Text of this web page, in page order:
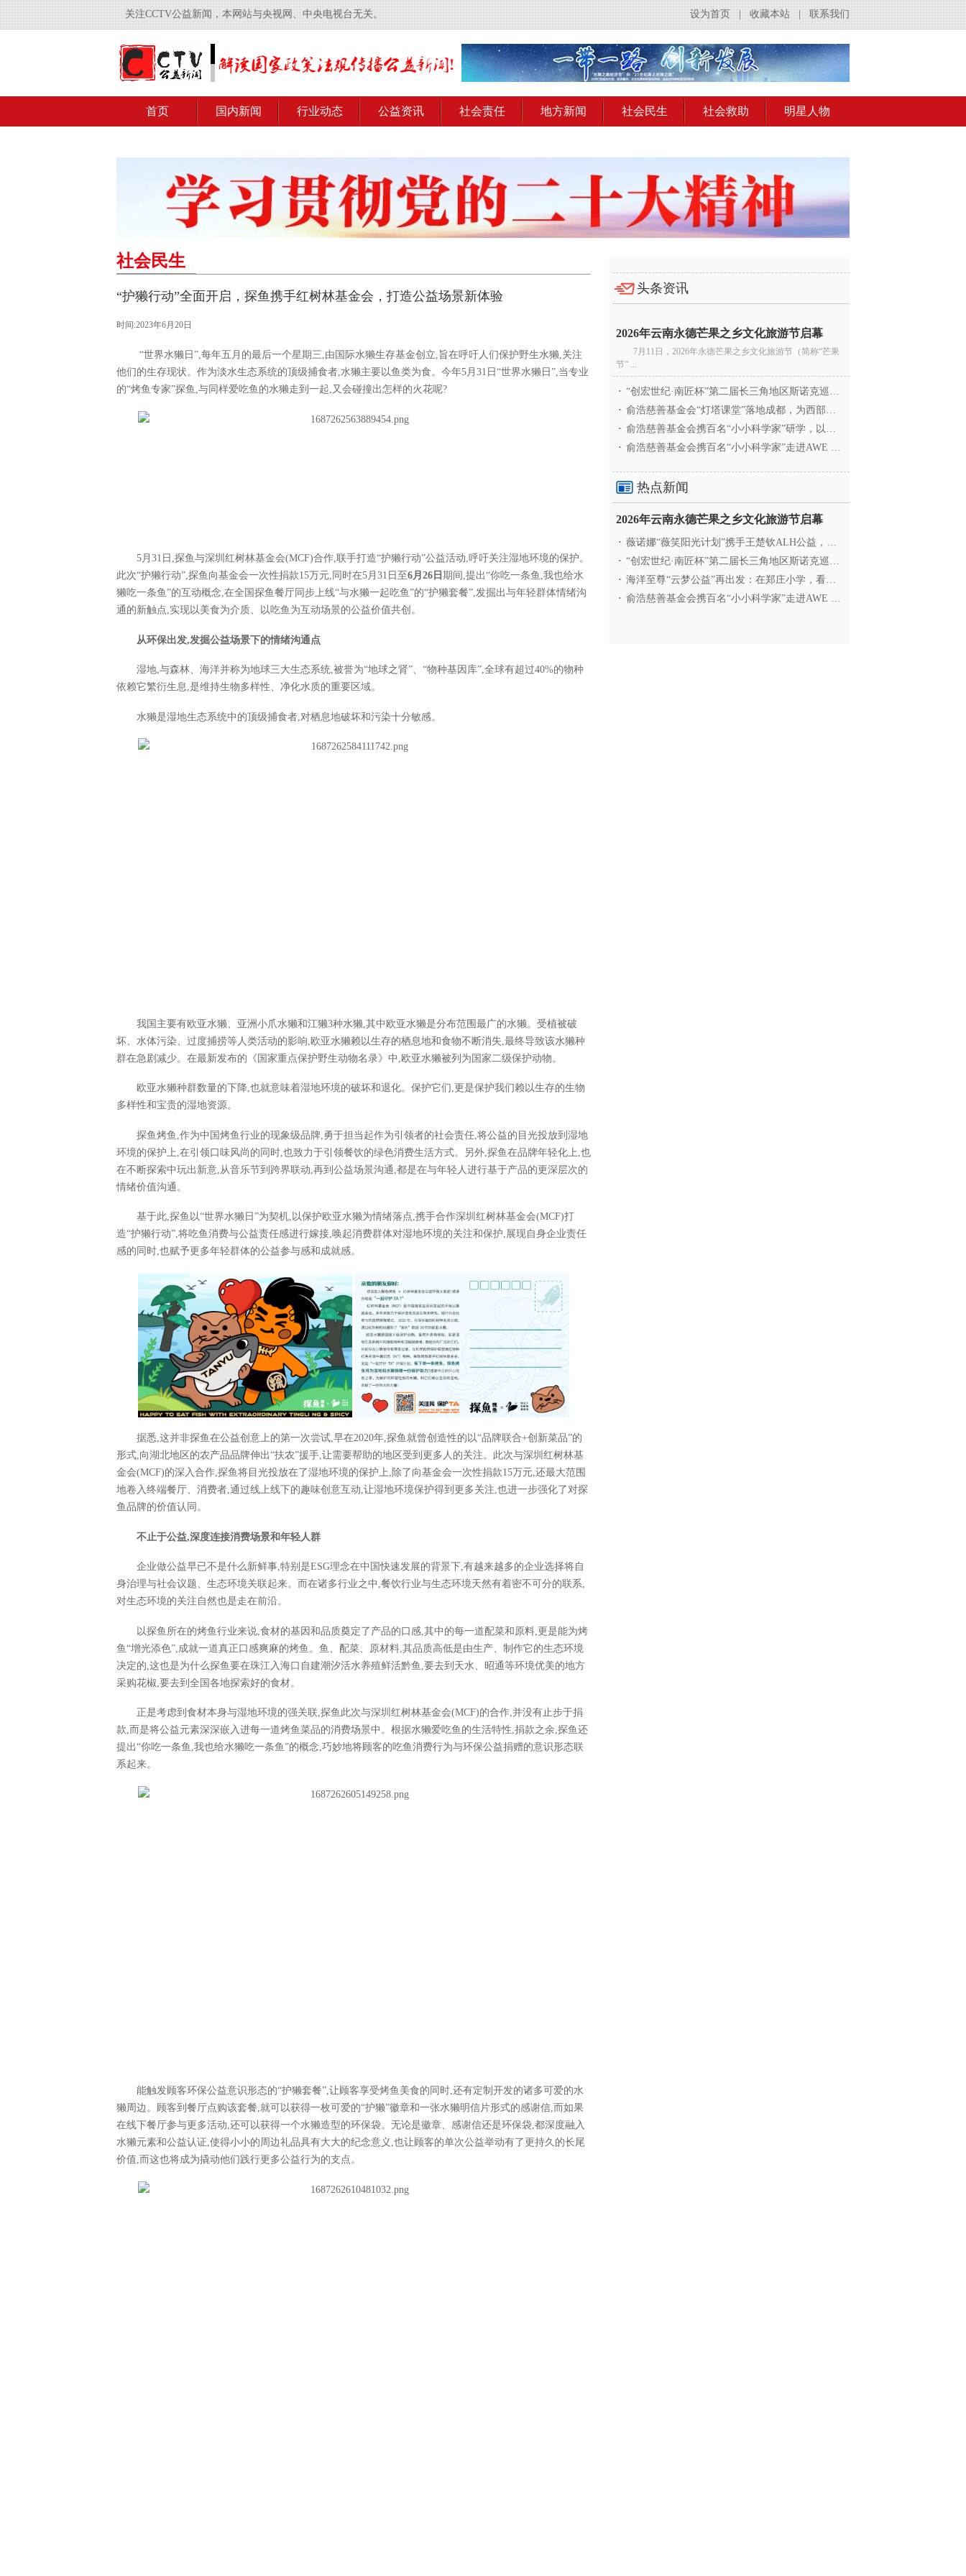
关注CCTV公益新闻，本网站与央视网、中央电视台无关。 联系我们
收藏本站
设为首页
首页 国内新闻 行业动态 公益资讯 社会责任 地方新闻 社会民生 社会救助 明星人物
社会民生
“护獭行动”全面开启，探鱼携手红树林基金会，打造公益场景新体验
时间:2023年6月20日
“世界水獭日”,每年五月的最后一个星期三,由国际水獭生存基金创立,旨在呼吁人们保护野生水獭,关注
他们的生存现状。作为淡水生态系统的顶级捕食者,水獭主要以鱼类为食。今年5月31日“世界水獭日”,当专业
的“烤鱼专家”探鱼,与同样爱吃鱼的水獭走到一起,又会碰撞出怎样的火花呢?
5月31日,探鱼与深圳红树林基金会(MCF)合作,联手打造“护獭行动”公益活动,呼吁关注湿地环境的保护。
此次“护獭行动”,探鱼向基金会一次性捐款15万元,同时在5月31日至6月26日 期间,提出“你吃一条鱼,我也给水
獭吃一条鱼”的互动概念,在全国探鱼餐厅同步上线“与水獭一起吃鱼”的“护獭套餐”,发掘出与年轻群体情绪沟
通的新触点,实现以美食为介质、以吃鱼为互动场景的公益价值共创。
从环保出发,发掘公益场景下的情绪沟通点
湿地,与森林、海洋并称为地球三大生态系统,被誉为“地球之肾”、“物种基因库”,全球有超过40%的物种
依赖它繁衍生息,是维持生物多样性、净化水质的重要区域。
水獭是湿地生态系统中的顶级捕食者,对栖息地破坏和污染十分敏感。
我国主要有欧亚水獭、亚洲小爪水獭和江獭3种水獭,其中欧亚水獭是分布范围最广的水獭。受植被破
坏、水体污染、过度捕捞等人类活动的影响,欧亚水獭赖以生存的栖息地和食物不断消失,最终导致该水獭种
群在急剧减少。在最新发布的《国家重点保护野生动物名录》中,欧亚水獭被列为国家二级保护动物。
欧亚水獭种群数量的下降,也就意味着湿地环境的破坏和退化。保护它们,更是保护我们赖以生存的生物
多样性和宝贵的湿地资源。
探鱼烤鱼,作为中国烤鱼行业的现象级品牌,勇于担当起作为引领者的社会责任,将公益的目光投放到湿地
环境的保护上,在引领口味风尚的同时,也致力于引领餐饮的绿色消费生活方式。另外,探鱼在品牌年轻化上,也
在不断探索中玩出新意,从音乐节到跨界联动,再到公益场景沟通,都是在与年轻人进行基于产品的更深层次的
情绪价值沟通。
基于此,探鱼以“世界水獭日”为契机,以保护欧亚水獭为情绪落点,携手合作深圳红树林基金会(MCF)打
造“护獭行动”,将吃鱼消费与公益责任感进行嫁接,唤起消费群体对湿地环境的关注和保护,展现自身企业责任
感的同时,也赋予更多年轻群体的公益参与感和成就感。
据悉,这并非探鱼在公益创意上的第一次尝试,早在2020年,探鱼就曾创造性的以“品牌联合+创新菜品”的
形式,向湖北地区的农产品品牌伸出“扶农”援手,让需要帮助的地区受到更多人的关注。此次与深圳红树林基
金会(MCF)的深入合作,探鱼将目光投放在了湿地环境的保护上,除了向基金会一次性捐款15万元,还最大范围
地卷入终端餐厅、消费者,通过线上线下的趣味创意互动,让湿地环境保护得到更多关注,也进一步强化了对探
鱼品牌的价值认同。
不止于公益,深度连接消费场景和年轻人群
企业做公益早已不是什么新鲜事,特别是ESG理念在中国快速发展的背景下,有越来越多的企业选择将自
身治理与社会议题、生态环境关联起来。而在诸多行业之中,餐饮行业与生态环境天然有着密不可分的联系,
对生态环境的关注自然也是走在前沿。
以探鱼所在的烤鱼行业来说,食材的基因和品质奠定了产品的口感,其中的每一道配菜和原料,更是能为烤
鱼“增光添色”,成就一道真正口感爽麻的烤鱼。鱼、配菜、原材料,其品质高低是由生产、制作它的生态环境
决定的,这也是为什么探鱼要在珠江入海口自建潮汐活水养殖鲜活黔鱼,要去到天水、昭通等环境优美的地方
采购花椒,要去到全国各地探索好的食材。
正是考虑到食材本身与湿地环境的强关联,探鱼此次与深圳红树林基金会(MCF)的合作,并没有止步于捐
款,而是将公益元素深深嵌入进每一道烤鱼菜品的消费场景中。根据水獭爱吃鱼的生活特性,捐款之余,探鱼还
提出“你吃一条鱼,我也给水獭吃一条鱼”的概念,巧妙地将顾客的吃鱼消费行为与环保公益捐赠的意识形态联
系起来。
能触发顾客环保公益意识形态的“护獭套餐”,让顾客享受烤鱼美食的同时,还有定制开发的诸多可爱的水
獭周边。顾客到餐厅点购该套餐,就可以获得一枚可爱的“护獭”徽章和一张水獭明信片形式的感谢信,而如果
在线下餐厅参与更多活动,还可以获得一个水獭造型的环保袋。无论是徽章、感谢信还是环保袋,都深度融入
水獭元素和公益认证,使得小小的周边礼品具有大大的纪念意义,也让顾客的单次公益举动有了更持久的长尾
价值,而这也将成为撬动他们践行更多公益行为的支点。
头条资讯
2026年云南永德芒果之乡文化旅游节启幕
7月11日，2026年永德芒果之乡文化旅游节（简称“芒果
节” ...
· “创宏世纪·南匠杯”第二届长三角地区斯诺克巡回赛（江
· 俞浩慈善基金会“灯塔课堂”落地成都，为西部学子搭建
· 俞浩慈善基金会携百名“小小科学家”研学，以顶尖科创
· 俞浩慈善基金会携百名“小小科学家”走进AWE 探访追觅
热点新闻
2026年云南永德芒果之乡文化旅游节启幕
· 薇诺娜“薇笑阳光计划”携手王楚钦ALH公益，助力高原乒
· “创宏世纪·南匠杯”第二届长三角地区斯诺克巡回赛（江
· 海洋至尊“云梦公益”再出发：在郑庄小学，看见向善的
· 俞浩慈善基金会携百名“小小科学家”走进AWE 探访追觅